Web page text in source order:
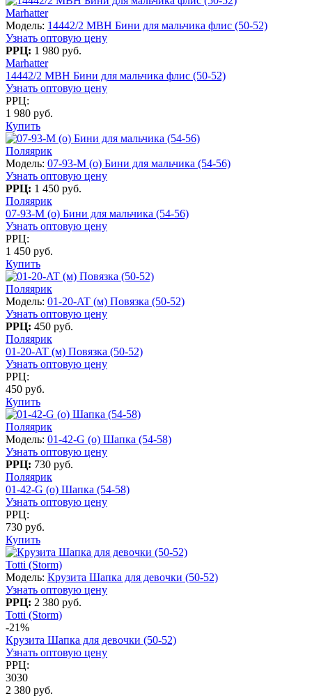
Marhatter
Модель: 14442/2 MBH Бини для мальчика флис (50-52)
Узнать оптовую цену
РРЦ: 1 980 руб.
Marhatter
14442/2 MBH Бини для мальчика флис (50-52)
Узнать оптовую цену
РРЦ:
1 980 руб.
Купить
Поляярик
Модель: 07-93-M (о) Бини для мальчика (54-56)
Узнать оптовую цену
РРЦ: 1 450 руб.
Поляярик
07-93-M (о) Бини для мальчика (54-56)
Узнать оптовую цену
РРЦ:
1 450 руб.
Купить
Поляярик
Модель: 01-20-AT (м) Повязка (50-52)
Узнать оптовую цену
РРЦ: 450 руб.
Поляярик
01-20-AT (м) Повязка (50-52)
Узнать оптовую цену
РРЦ:
450 руб.
Купить
Поляярик
Модель: 01-42-G (о) Шапка (54-58)
Узнать оптовую цену
РРЦ: 730 руб.
Поляярик
01-42-G (о) Шапка (54-58)
Узнать оптовую цену
РРЦ:
730 руб.
Купить
Totti (Storm)
Модель: Крузита Шапка для девочки (50-52)
Узнать оптовую цену
РРЦ: 2 380 руб.
Totti (Storm)
-21%
Крузита Шапка для девочки (50-52)
Узнать оптовую цену
РРЦ:
3030
2 380 руб.